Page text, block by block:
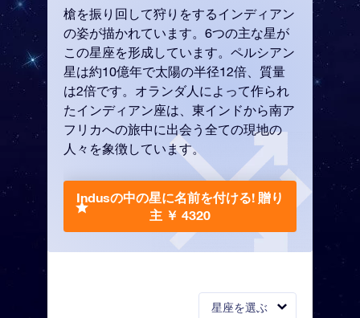
星座を選ぶ
槍を振り回して狩りをするインディアン
の姿が描かれています。6つの主な星が
この星座を形成しています。ペルシアン
星は約10億年で太陽の半径12倍、質量
は2倍です。オランダ人によって作られ
たインディアン座は、東インドから南ア
フリカへの旅中に出会う全ての現地の
人々を象徴しています。
Indusの中の星に名前を付ける! 贈り
主 ￥ 4320